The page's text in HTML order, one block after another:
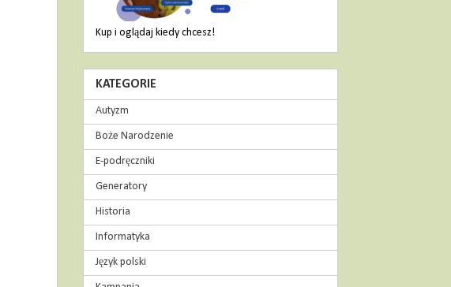
Kup i oglądaj kiedy chcesz!
KATEGORIE
Autyzm
Boże Narodzenie
E-podręczniki
Generatory
Historia
Informatyka
Język polski